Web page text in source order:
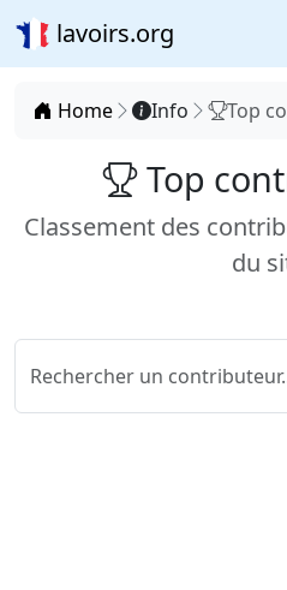
lavoirs.org
Home Info Top
Top
Classement des
du